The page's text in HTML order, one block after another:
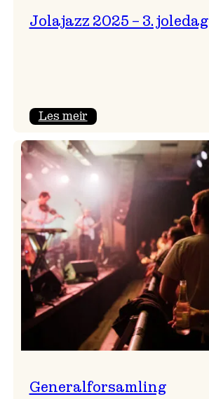
Jolajazz 2025 – 3. joledag
Les meir:
2025
–
joledag
Generalforsamling